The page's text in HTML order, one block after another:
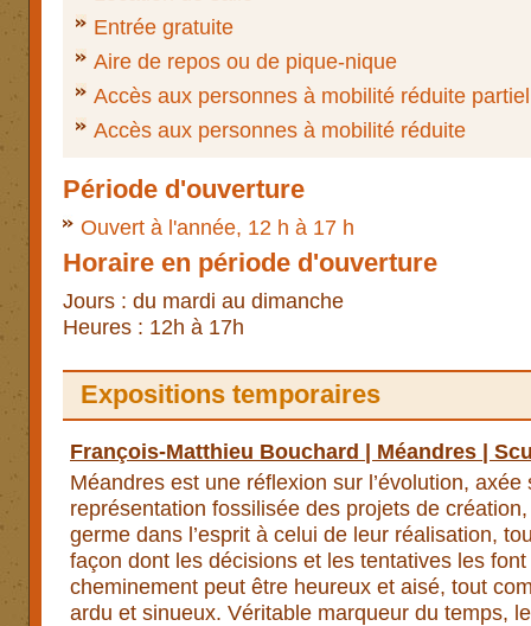
Entrée gratuite
Aire de repos ou de pique-nique
Accès aux personnes à mobilité réduite partiel
Accès aux personnes à mobilité réduite
Période d'ouverture
Ouvert à l'année, 12 h à 17 h
Horaire en période d'ouverture
Jours : du mardi au dimanche
Heures : 12h à 17h
Expositions temporaires
François-Matthieu Bouchard | Méandres |
Méandres est une réflexion sur l’évolution, axée
représentation fossilisée des projets de création,
germe dans l’esprit à celui de leur réalisation,
façon dont les décisions et les tentatives les
cheminement peut être heureux et aisé, tout
ardu et sinueux. Véritable marqueur du temps,